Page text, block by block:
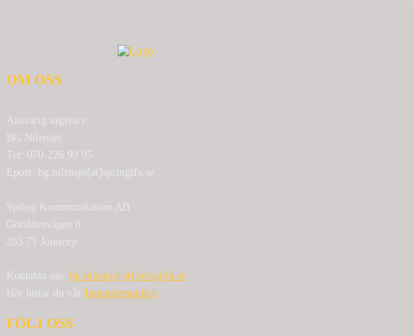
OM OSS
Ansvarig utgivare:
BG Nilensjö
Tel: 070-226 99 95
Epost: bg.nilensjo[at]springlfa.se
Spring Kommunikation AB
Görslövsvägen 8
263 71 Jonstorp
Kontakta oss: bg.nilensjo[at]springlfa.se
Här hittar du vår Integritetspolicy
FÖLJ OSS